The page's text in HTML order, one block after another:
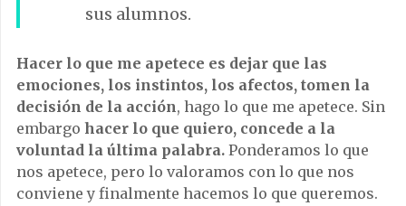
sus alumnos.
Hacer lo que me apetece es dejar que las
emociones, los instintos, los afectos, tomen la
decisión de la acción, hago lo que me apetece. Sin
embargo hacer lo que quiero, concede a la
voluntad la última palabra. Ponderamos lo que
nos apetece, pero lo valoramos con lo que nos
conviene y finalmente hacemos lo que queremos.